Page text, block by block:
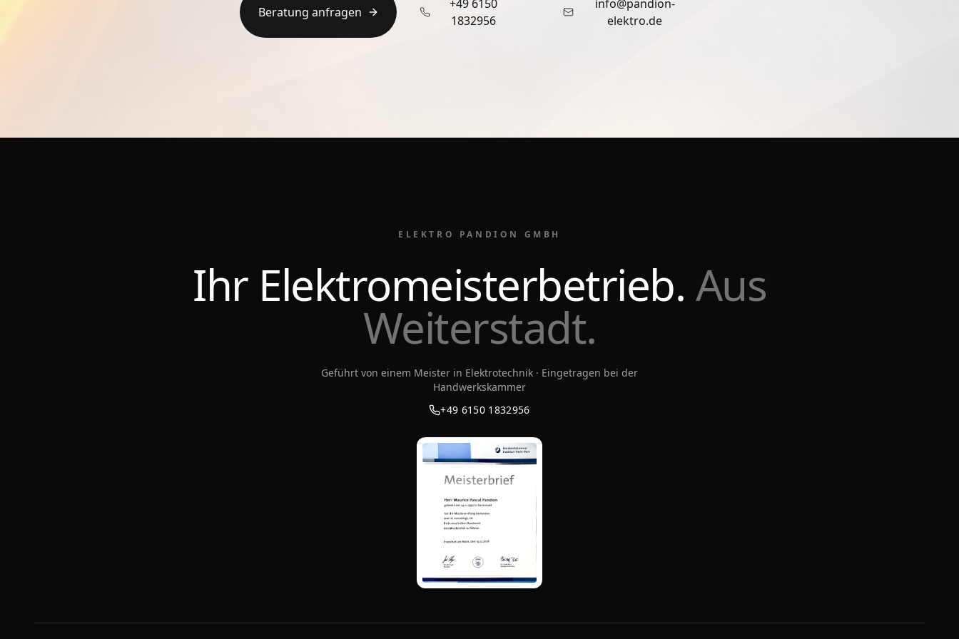
Beratung anfragen
+49 6150
1832956
info@pandion-
elektro.de
ELEKTRO PANDION GMBH
Ihr Elektromeisterbetrieb. Aus
Weiterstadt.
Geführt von einem Meister in Elektrotechnik · Eingetragen bei der
Handwerkskammer
+49 6150 1832956